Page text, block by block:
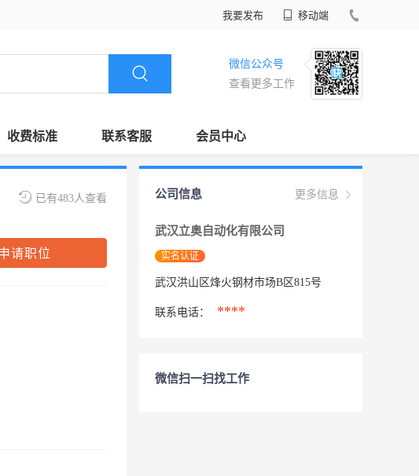
我要发布 移动端
微信公众号
查看更多工作
收费标准 联系客服 会员中心
已有483人查看
请职位
更多信息
公司信息
武汉立奥自动化有限公司
实名认证
武汉洪山区烽火钢材市场B区815号
联系电话： ****
微信扫一扫找工作